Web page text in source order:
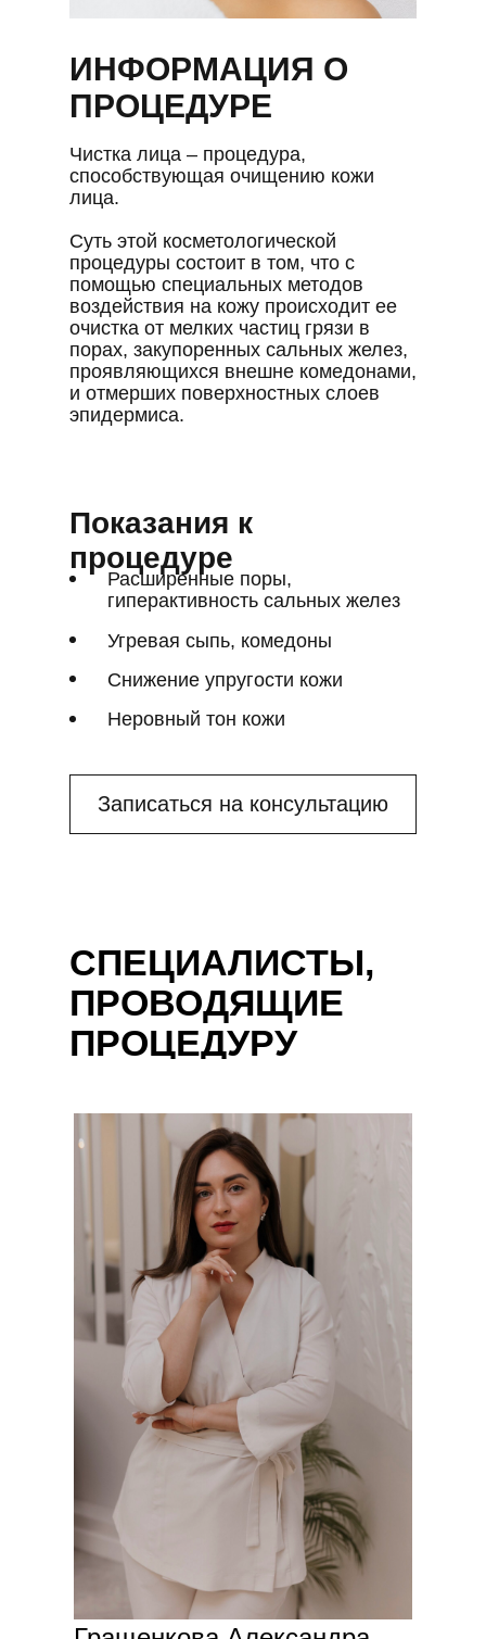
ИНФОРМАЦИЯ О
ПРОЦЕДУРЕ
Чистка лица – процедура,
способствующая очищению кожи
лица.
Суть этой косметологической
процедуры состоит в том, что с
помощью специальных методов
воздействия на кожу происходит ее
очистка от мелких частиц грязи в
порах, закупоренных сальных желез,
проявляющихся внешне комедонами,
и отмерших поверхностных слоев
эпидермиса.
Показания к
процедуре
Расширенные поры,
гиперактивность сальных желез
Угревая сыпь, комедоны
Записаться на консультацию
Снижение упругости кожи
Неровный тон кожи
СПЕЦИАЛИСТЫ,
ПРОВОДЯЩИЕ
ПРОЦЕДУРУ
Штелли Юлия
Игоревна
Главный Врач центра,
Стаж 18 лет